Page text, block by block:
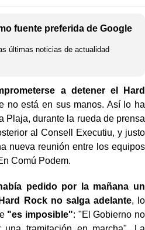
fuente preferida de Google
últimas noticias de actualidad
a detener el Hard
no está en sus manos. Así lo ha
Plaja, durante la rueda de prensa
al Consell Executiu, y justo
nueva reunión entre los equipos
Comú Podem.
pedido por la mañana un
Rock no salga adelante, lo
"es imposible": "El Gobierno no